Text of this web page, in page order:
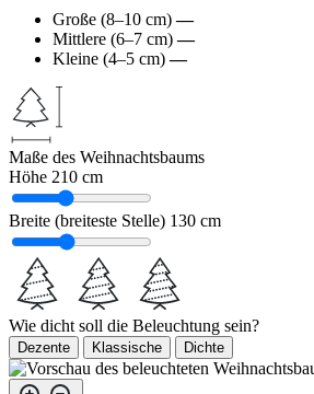
Große (8–10 cm) —
Mittlere (6–7 cm) —
Kleine (4–5 cm) —
Maße des Weihnachtsbaums
Höhe 210 cm
Breite (breiteste Stelle) 130 cm
Wie dicht soll die Beleuchtung sein?
Dezente Klassische Dichte